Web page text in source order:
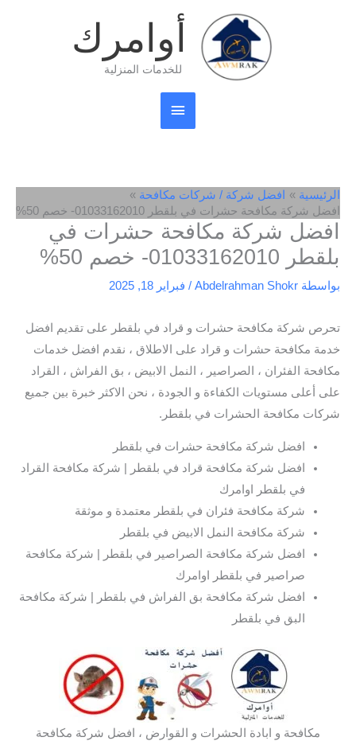
أوامرك
للخدمات المنزلية
القائمة
الرئيسية
الرئيسية
افضل شركة / شركات مكافحة
افضل شركة مكافحة حشرات في بلقطر 01033162010- خصم 50%
افضل شركة مكافحة حشرات في
بلقطر 01033162010- خصم 50%
بواسطة Abdelrahman Shokr
/ فبراير 18, 2025
تحرص شركة مكافحة حشرات و قراد في بلقطر على تقديم افضل
خدمة مكافحة حشرات و قراد على الاطلاق ، نقدم افضل خدمات
مكافحة الفئران ، الصراصير ، النمل الابيض ، بق الفراش ، القراد
على أعلى مستويات الكفاءة و الجودة ، نحن الاكثر خبرة بين جميع
شركات مكافحة الحشرات في بلقطر.
افضل شركة مكافحة حشرات في بلقطر
افضل شركة مكافحة قراد في بلقطر | شركة مكافحة القراد
في بلقطر اوامرك
شركة مكافحة فئران في بلقطر معتمدة و موثقة
شركة مكافحة النمل الابيض في بلقطر
افضل شركة مكافحة الصراصير في بلقطر | شركة مكافحة
صراصير في بلقطر اوامرك
افضل شركة مكافحة بق الفراش في بلقطر | شركة مكافحة
البق في بلقطر
مكافحة و ابادة الحشرات و القوارض ، افضل شركة مكافحة